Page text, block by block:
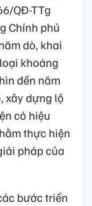
QĐ-TTg
Chính phủ
dò, khai
khoáng
đến năm
xây dựng lộ
có hiệu
thực hiện
pháp của
bước triển